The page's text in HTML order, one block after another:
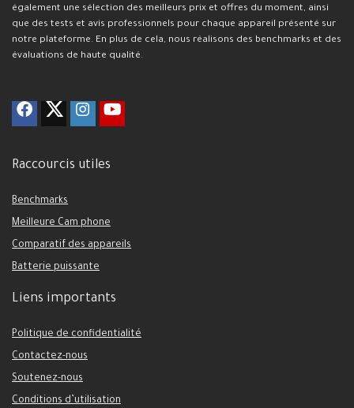
également une sélection des meilleurs prix et offres du moment, ainsi
que des tests et avis professionnels pour chaque appareil présenté sur
notre plateforme. En plus de cela, nous réalisons des benchmarks et des
évaluations de haute qualité.
Raccourcis utiles
Benchmarks
Meilleure Cam phone
Comparatif des appareils
Batterie puissante
Liens importants
Politique de confidentialité
Contactez-nous
Soutenez-nous
Conditions d’utilisation